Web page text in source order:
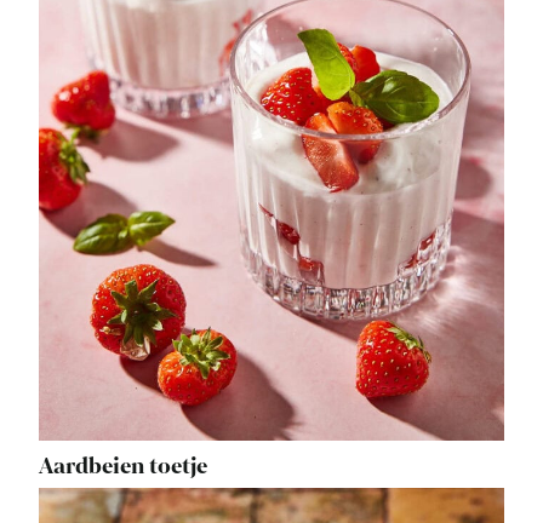
Aardbeien toetje